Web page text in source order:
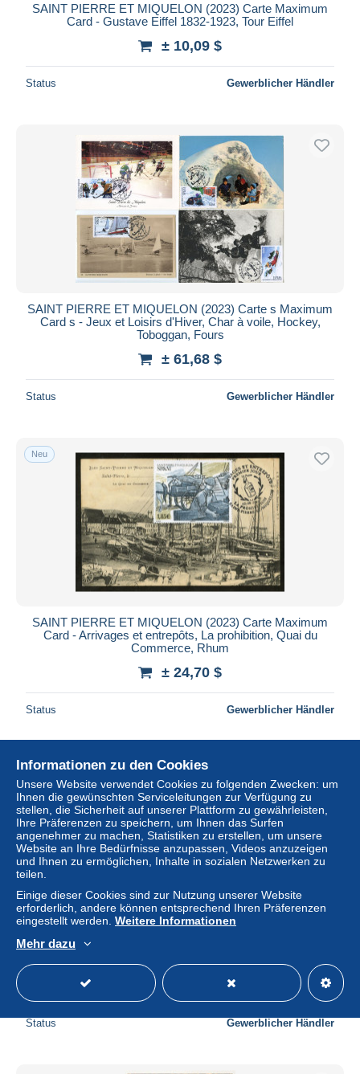
SAINT PIERRE ET MIQUELON (2023) Carte Maximum
Card - Gustave Eiffel 1832-1923, Tour Eiffel
± 10,09 $
Status Gewerblicher Händler
SAINT PIERRE ET MIQUELON (2023) Carte s Maximum
Card s - Jeux et Loisirs d'Hiver, Char à voile, Hockey,
Toboggan, Fours
± 61,68 $
Status Gewerblicher Händler
Neu
SAINT PIERRE ET MIQUELON (2023) Carte Maximum
Card - Arrivages et entrepôts, La prohibition, Quai du
Commerce, Rhum
± 24,70 $
Status Gewerblicher Händler
Card - Phalarope de Wilson, Phalaropus tricolor, bird,
oiseaux, wader
Status Gewerblicher Händler
Informationen zu den Cookies
Unsere Website verwendet Cookies zu folgenden Zwecken: um
Ihnen die gewünschten Serviceleitungen zur Verfügung zu
stellen, die Sicherheit auf unserer Plattform zu gewährleisten,
Ihre Präferenzen zu speichern, um Ihnen das Surfen
angenehmer zu machen, Statistiken zu erstellen, um unsere
Website an Ihre Bedürfnisse anzupassen, Videos anzuzeigen
und Ihnen zu ermöglichen, Inhalte in sozialen Netzwerken zu
teilen.
Einige dieser Cookies sind zur Nutzung unserer Website
erforderlich, andere können entsprechend Ihren Präferenzen
eingestellt werden. Weitere Informationen
Mehr dazu